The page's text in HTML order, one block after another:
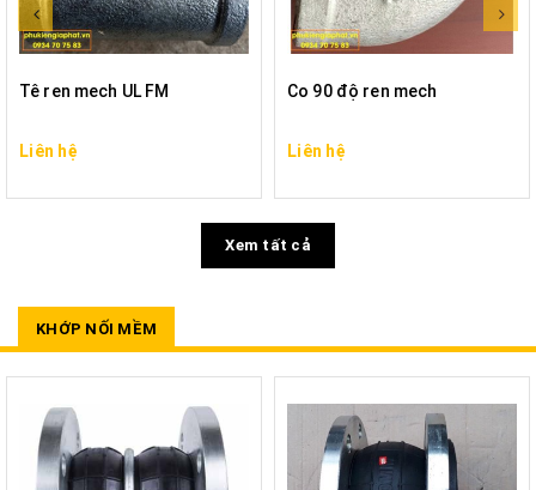
Tê ren mech UL FM
Liên hệ
Co 90 độ ren mech
Liên hệ
Xem tất cả
KHỚP NỐI MỀM